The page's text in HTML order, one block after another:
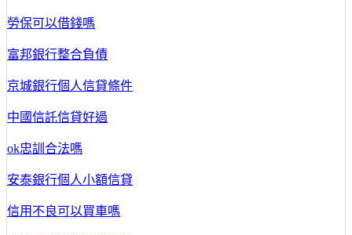
勞保可以借錢嗎
富邦銀行整合負債
京城銀行個人信貸條件
中國信託信貸好過
ok忠訓合法嗎
安泰銀行個人小額信貸
信用不良可以買車嗎